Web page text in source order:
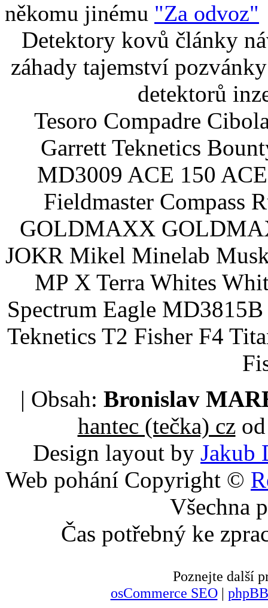
někomu jinému "Za odvoz"
Detektory kovů články
záhady tajemství
detektorů
Tesoro Compadre
Garrett Teknetics
MD3009 ACE 150
Fieldmaster Compass
GOLDMAXX
JOKR Mikel Minelab
MP X Terra Whites
Spectrum Eagle
Teknetics T2 Fisher F4
| Obsah: Bronislav
hantec (tečka) czod
Design layout by Jakub
Web pohání Copyright ©
Všechna
Čas potřebný ke
Poznejte další
osCommerce SEO|